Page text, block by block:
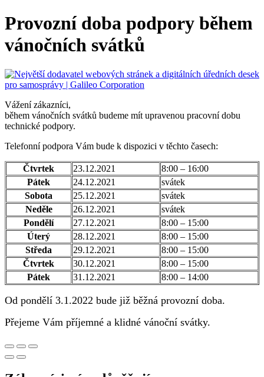
Provozní doba podpory během
vánočních svátků
Vážení zákazníci,
během vánočních svátků budeme mít upravenou pracovní dobu
technické podpory.
Telefonní podpora Vám bude k dispozici v těchto časech:
Čtvrtek 23.12.2021
8:00 – 16:00
Pátek
24.12.2021
svátek
Sobota
25.12.2021
svátek
Neděle
26.12.2021
svátek
Pondělí
27.12.2021
8:00 – 15:00
Úterý
28.12.2021
8:00 – 15:00
Středa
29.12.2021
8:00 – 15:00
Čtvrtek
30.12.2021
8:00 – 15:00
Pátek
31.12.2021 8:00 – 14:00
Od pondělí 3.1.2022 bude již běžná provozní doba.
Přejeme Vám příjemné a klidné vánoční svátky.